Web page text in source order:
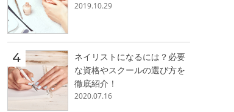
2019.10.29
ネイリストになるには？必要
な資格やスクールの選び方を
徹底紹介！
2020.07.16